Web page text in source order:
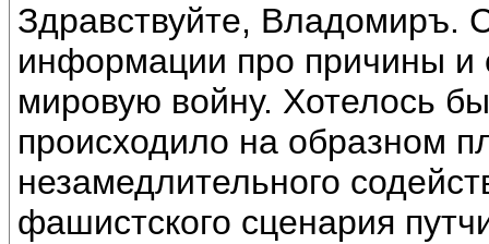
Здравствуйте, Владомиръ.
информации про причины и
мировую войну. Хотелось
происходило на образном
незамедлительного
фашистского сценария